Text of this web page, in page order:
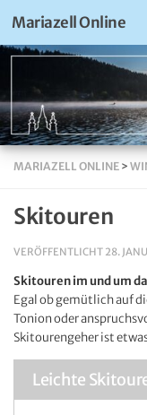
Mariazell Online
MARIAZELL ONLINE >
Skitouren
VERÖFFENTLICHT 28.
Skitouren im und um
Egal ob gemütlich auf
Tonion oder
Skitourengeher ist
Leichte